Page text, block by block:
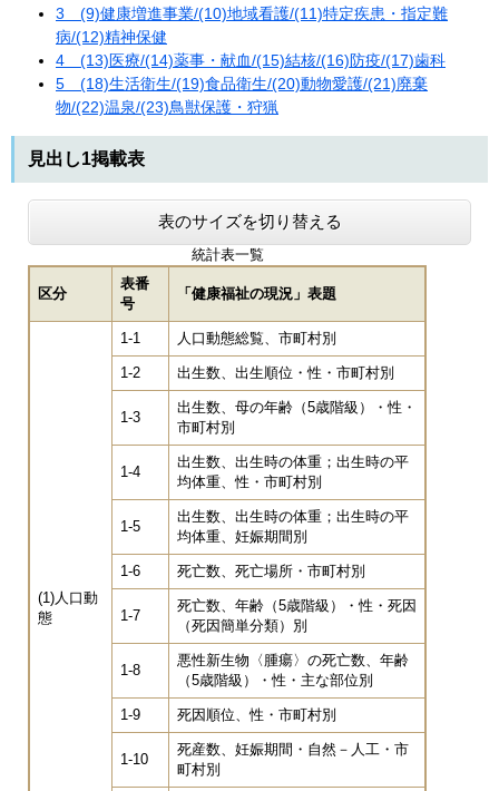
3 (9)健康増進事業/(10)地域看護/(11)特定疾患・指定難
病/(12)精神保健
4 (13)医療/(14)薬事・献血/(15)結核/(16)防疫/(17)歯科
5 (18)生活衛生/(19)食品衛生/(20)動物愛護/(21)廃棄
物/(22)温泉/(23)鳥獣保護・狩猟
見出し1掲載表
表のサイズを切り替える
統計表一覧
区分
表番
号
「健康福祉の現況」表題
(1)人口動
態
1-1 人口動態総覧、市町村別
1-2 出生数、出生順位・性・市町村別
1-3
出生数、母の年齢（5歳階級）・性・
市町村別
1-4
出生数、出生時の体重；出生時の平
均体重、性・市町村別
1-5
出生数、出生時の体重；出生時の平
均体重、妊娠期間別
1-6 死亡数、死亡場所・市町村別
1-7
死亡数、年齢（5歳階級）・性・死因
（死因簡単分類）別
1-8
悪性新生物〈腫瘍〉の死亡数、年齢
（5歳階級）・性・主な部位別
1-9 死因順位、性・市町村別
1-10
死産数、妊娠期間・自然－人工・市
町村別